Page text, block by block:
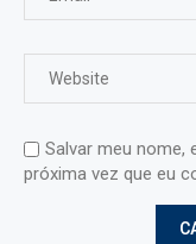
Salvar meu nome,
próxima vez que eu